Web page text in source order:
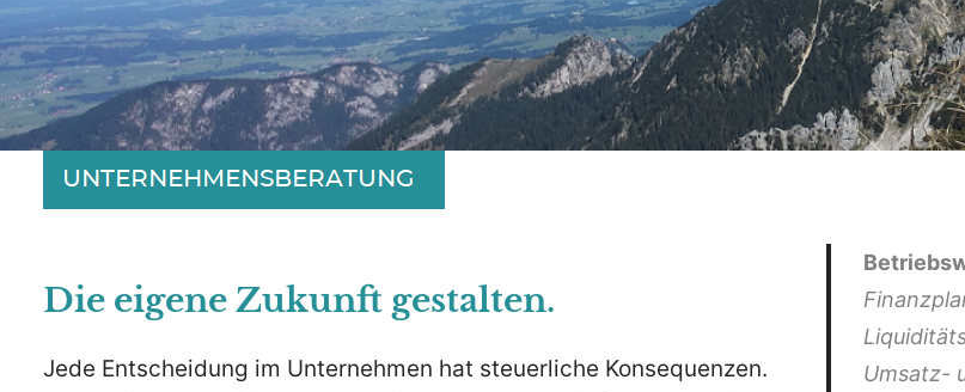
Die eigene Zukunft gestalten.
Jede Entscheidung im Unternehmen hat steuerliche Konsequenzen.
Umsatz-